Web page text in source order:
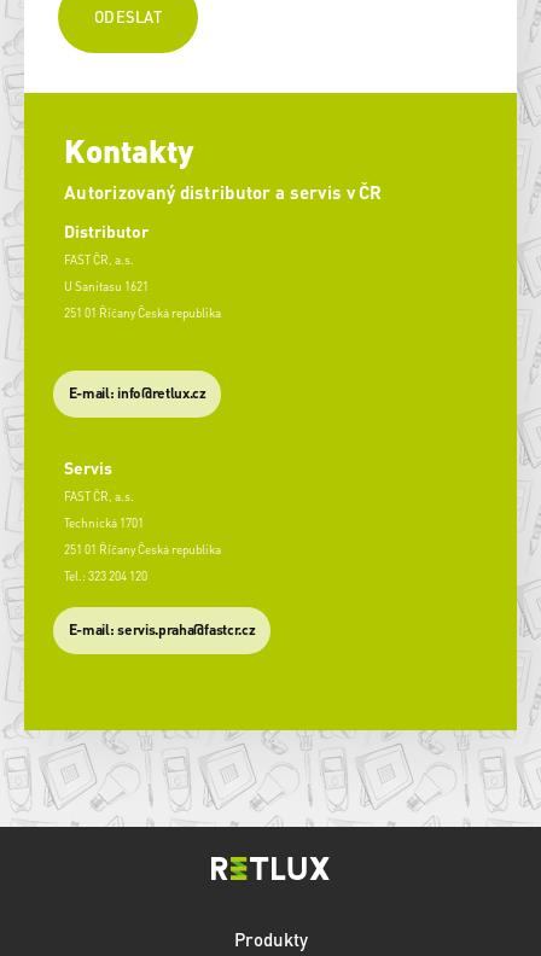
Kontakty
Autorizovaný distributor a servis v ČR
Distributor
FAST ČR, a.s.
U Sanitasu 1621
251 01 Říčany Česká republika
E-mail: info@retlux.cz
Servis
FAST ČR, a.s.
Technická 1701
251 01 Říčany Česká republika
Tel.: 323 204 120
​E-mail: servis.praha@fastcr.cz
Produkty